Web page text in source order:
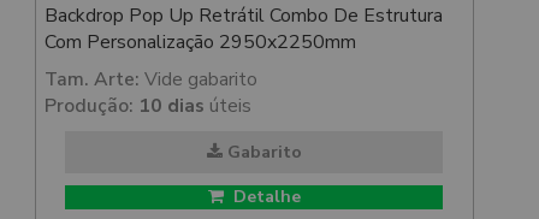
Backdrop Pop Up Retrátil Combo De Estrutura
Com Personalização 2950x2250mm
Tam. Arte: Vide gabarito
Produção: 10 dias úteis
Gabarito
Detalhe